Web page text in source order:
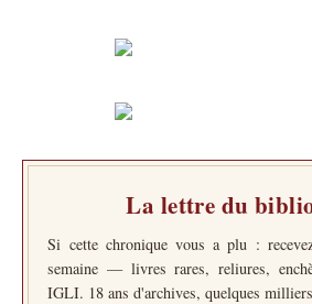
La lettre du
Si cette chronique vous a plu :
semaine — livres rares, reliures,
IGLI. 18 ans d'archives, quelques